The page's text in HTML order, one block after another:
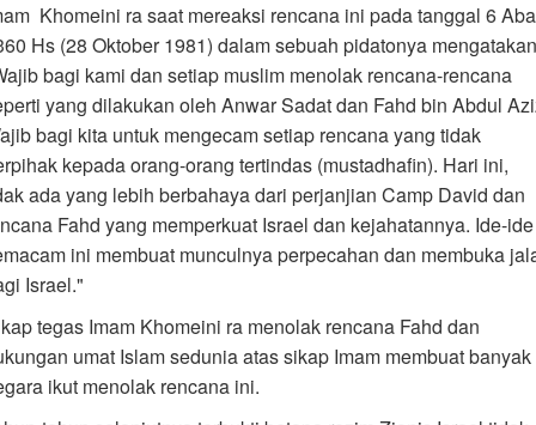
Khomeini ra saat mereaksi rencana ini pada tanggal 6
Hs (28 Oktober 1981) dalam sebuah pidatonya
bagi kami dan setiap muslim menolak rencana-rencana
yang dilakukan oleh Anwar Sadat dan Fahd bin Abdul
bagi kita untuk mengecam setiap rencana yang tidak
kepada orang-orang tertindas (mustadhafin). Hari ini,
ada yang lebih berbahaya dari perjanjian Camp David dan
Fahd yang memperkuat Israel dan kejahatannya. Ide-ide
ini membuat munculnya perpecahan dan membuka
Israel."
tegas Imam Khomeini ra menolak rencana Fahd dan
umat Islam sedunia atas sikap Imam membuat banyak
ikut menolak rencana ini.